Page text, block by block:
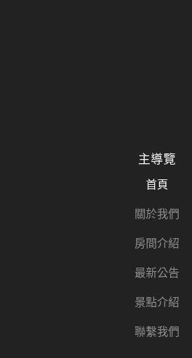
主導覽
首頁
關於我們
房間介紹
最新公告
景點介紹
聯繫我們